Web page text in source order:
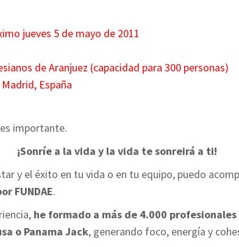
jueves 5 de mayo de 2011
de Aranjuez (capacidad para 300 personas)
España
importante.
¡Sonríe a la vida y la vida te sonreirá a ti!
y el éxito en tu vida o en tu equipo, puedo
FUNDAE.
he formado a más de 4.000 profesionales
o Panama Jack, generando foco, energía y